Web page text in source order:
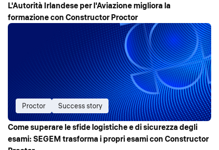
L'Autorità Irlandese per l'Aviazione migliora la
formazione con Constructor Proctor
Proctor Success story
Come superare le sfide logistiche e di sicurezza degli
esami: SEGEM trasforma i propri esami con Constructor